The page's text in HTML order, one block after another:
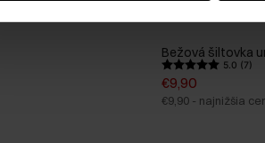
Bežová šiltovka
5.0 (7)
€9,90
€9,90 - najnižšia